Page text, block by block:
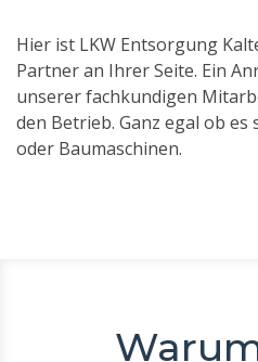
Hier ist LKW Entsorgung
Partner an Ihrer Seite. Ein
unserer fachkundigen
den Betrieb. Ganz egal ob es
oder Baumaschinen.